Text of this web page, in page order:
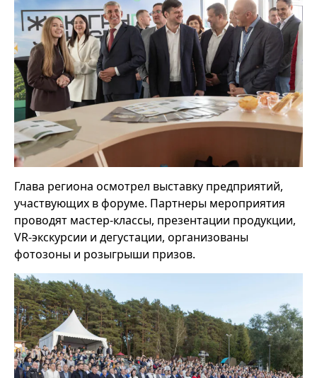
Глава региона осмотрел выставку предприятий,
участвующих в форуме. Партнеры мероприятия
проводят мастер-классы, презентации продукции,
VR-экскурсии и дегустации, организованы
фотозоны и розыгрыши призов.